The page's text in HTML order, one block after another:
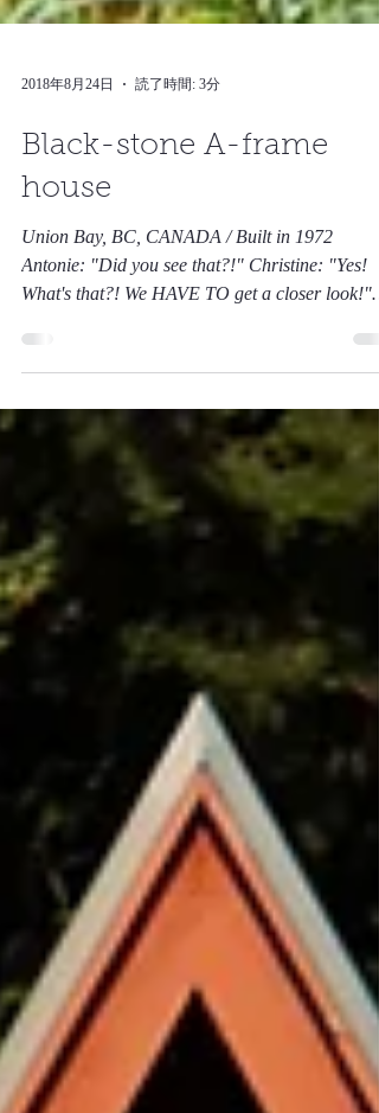
2018年8月24日
Black-stone A-frame
house
Union Bay, BC, CANADA / Built in 1972
Antonie: "Did you see that?!" Christine: "Yes!
What's that?! We HAVE TO get a closer look!"